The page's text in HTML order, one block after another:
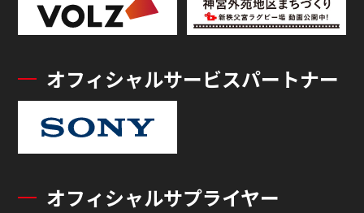
オフィシャルサービスパートナー
オフィシャルサプライヤー